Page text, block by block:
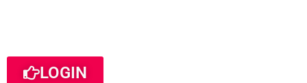
LOGIN